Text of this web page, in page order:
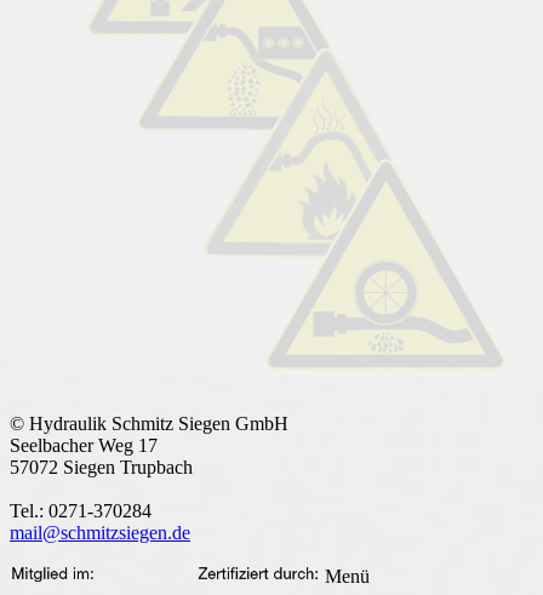
© Hydraulik Schmitz Siegen GmbH
Seelbacher Weg 17
57072 Siegen Trupbach
Tel.: 0271-370284
mail@schmitzsiegen.de
Menü